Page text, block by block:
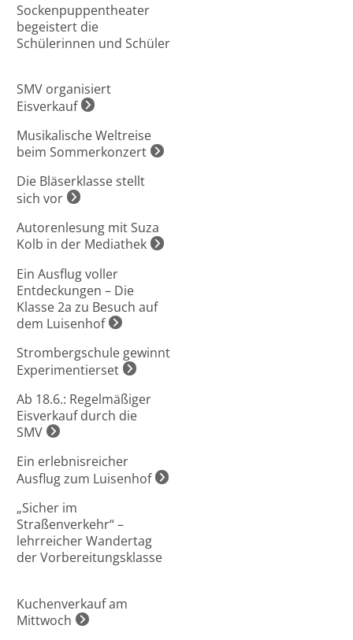
Sockenpuppentheater
begeistert die
Schülerinnen und Schüler
SMV organisiert
Eisverkauf
Musikalische Weltreise
beim Sommerkonzert
Die Bläserklasse stellt
sich vor
Autorenlesung mit Suza
Kolb in der Mediathek
Ein Ausflug voller
Entdeckungen – Die
Klasse 2a zu Besuch auf
dem Luisenhof
Strombergschule gewinnt
Experimentierset
Ab 18.6.: Regelmäßiger
Eisverkauf durch die
SMV
Ein erlebnisreicher
Ausflug zum Luisenhof
„Sicher im
Straßenverkehr“ –
lehrreicher Wandertag
der Vorbereitungsklasse
Kuchenverkauf am
Mittwoch